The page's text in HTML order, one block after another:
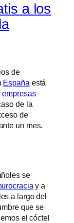
a los
de
España está
empresas
de la
de
un mes.
se
y a
a largo del
que se
el cóctel